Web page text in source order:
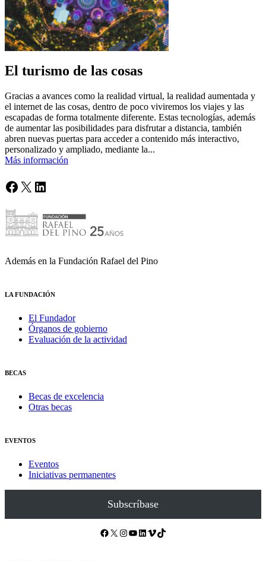
El turismo de las cosas
Gracias a avances como la realidad virtual, la realidad aumentada y
el internet de las cosas, dentro de poco viviremos los viajes y las
escapadas de forma totalmente diferente. Estas tecnologías, además
de aumentar las posibilidades para disfrutar a distancia, también
abren nuevas puertas para acceder a contenido más interactivo,
personalizado y ampliado, mediante la...
Más información
Facebook
X LinkedIn
Además en la Fundación Rafael del Pino
LA FUNDACIÓN
El Fundador
Órganos de gobierno
Evaluación de la actividad
BECAS
Becas de excelencia
Otras becas
EVENTOS
Eventos
Iniciativas permanentes
Subscríbase
Facebook X Instagram YouTube LinkedIn Vimeo TikTok